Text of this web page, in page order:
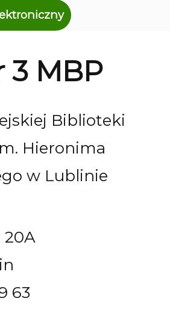
3 MBP
Biblioteki
Hieronima
w Lublinie
20A
63